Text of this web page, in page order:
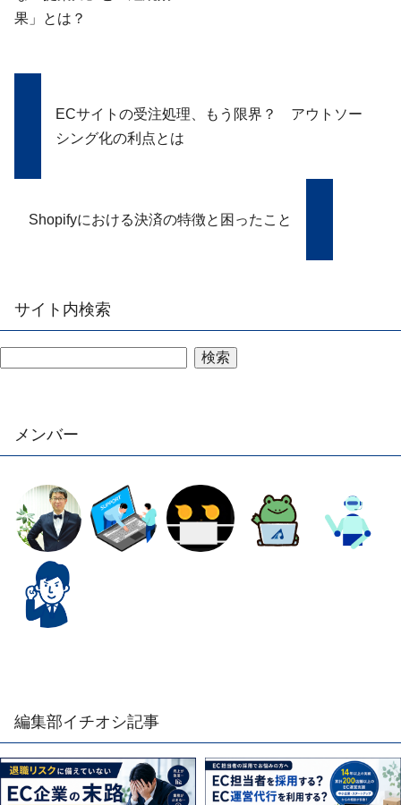
果」とは？
ECサイトの受注処理、もう限界？ アウトソー
シング化の利点とは
Shopifyにおける決済の特徴と困ったこと
サイト内検索
検索
メンバー
編集部イチオシ記事